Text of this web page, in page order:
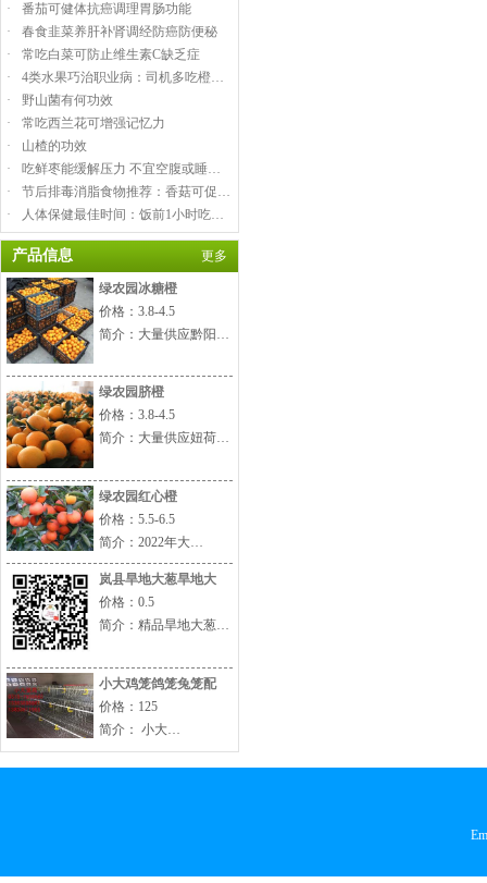
·
番茄可健体抗癌调理胃肠功能
·
春食韭菜养肝补肾调经防癌防便秘
·
常吃白菜可防止维生素C缺乏症
·
4类水果巧治职业病：司机多吃橙…
·
野山菌有何功效
·
常吃西兰花可增强记忆力
·
山楂的功效
·
吃鲜枣能缓解压力 不宜空腹或睡…
·
节后排毒消脂食物推荐：香菇可促…
·
人体保健最佳时间：饭前1小时吃…
产品信息 更多
绿农园冰糖橙
价格：3.8-4.5
简介：大量供应黔阳…
绿农园脐橙
价格：3.8-4.5
简介：大量供应妞荷…
绿农园红心橙
价格：5.5-6.5
简介：2022年大…
岚县旱地大葱旱地大
价格：0.5
简介：精品旱地大葱…
小大鸡笼鸽笼兔笼配
价格：125
简介： 小大…